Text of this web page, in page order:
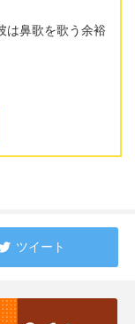
鼻歌を歌う余裕
ツイート